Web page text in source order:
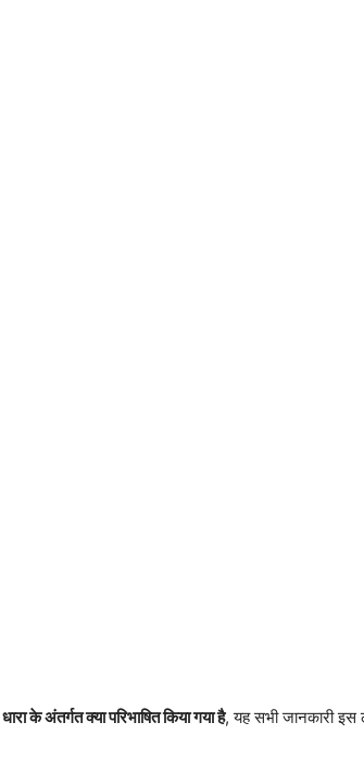
के अंतर्गत क्या परिभाषित किया गया है, यह सभी जानकारी